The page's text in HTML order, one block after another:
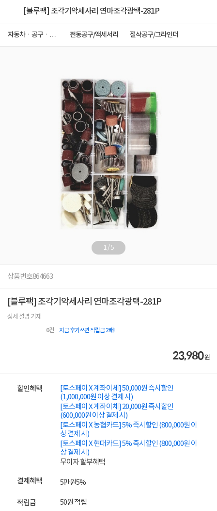
[블루팩] 조각기악세사리 연마조각광택-281P
자동차ㆍ공구ㆍ안
전동공구/액세서리 절삭공구/그라인더
1/5
상품번호864663
[블루팩] 조각기악세사리 연마조각광택-281P
상세 설명 기재
0건 지금 후기쓰면 적립금 2배!
23,980원
할인혜택
[토스페이 X 계좌이체] 50,000원 즉시할인
(1,000,000원 이상 결제 시)
[토스페이 X 계좌이체] 20,000원 즉시할인
(600,000원 이상 결제 시)
[토스페이 X 농협카드] 5% 즉시할인 (800,000원 이
상 결제 시)
[토스페이 X 현대카드] 5% 즉시할인 (800,000원 이
상 결제 시)
무이자 할부혜택
결제혜택 5만원5%
적립금 50원 적립